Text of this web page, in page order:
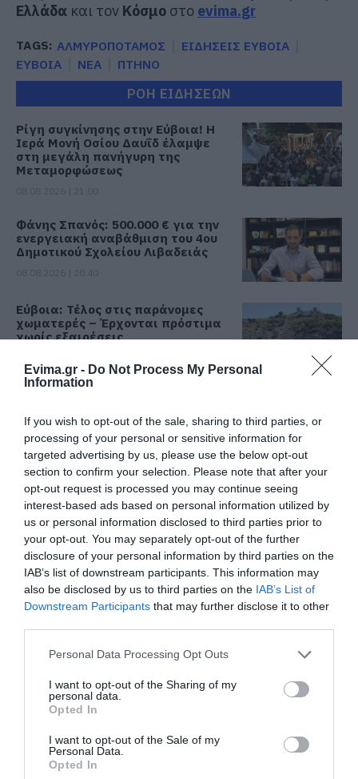
Evima.gr - Do Not Process My Personal
Information
If you wish to opt-out of the sale, sharing to third parties, or
processing of your personal or sensitive information for
targeted advertising by us, please use the below opt-out
section to confirm your selection. Please note that after your
opt-out request is processed you may continue seeing
interest-based ads based on personal information utilized by
us or personal information disclosed to third parties prior to
your opt-out. You may separately opt-out of the further
disclosure of your personal information by third parties on the
IAB’s list of downstream participants. This information may
also be disclosed by us to third parties on the IAB’s List of
Downstream Participants that may further disclose it to other
Please note that this website/app uses one or more Google
not limited to your visit or usage behaviour. You may click to
grant or deny consent to Google and its third-party tags to
use your data for below specified purposes in below Google
consent section.
Personal Data Processing Opt Outs
I want to opt-out of the Sharing of my
personal data.
Opted In
I want to opt-out of the Sale of my
Personal Data.
Opted In
Ελλάδα και τον Κόσμο στο evima.gr
TAGS: ΑΛΜΥΡΟΠΟΤΑΜΟΣ
ΕΙΔΗΣΕΙΣ ΕΥΒΟΙΑ
ΕΥΒΟΙΑ
ΝΕΑ ΠΤΗΝΟ
ΡΟΗ ΕΙΔΗΣΕΩΝ
Ρίγη συγκίνησης στην Εύβοια! Η
Ιερά Μονή Οσίου Δαυΐδ έλαμψε
στη μεγάλη πανήγυρη της
Μεταμορφώσεως
Φάνης Σπανός: 500.000 € για την
ενεργειακή αναβάθμιση του 4ου
Δημοτικού Σχολείου Λιβαδειάς
Εύβοια: Τέλος στις παράνομες
χωματερές – Έρχονται πρόστιμα
χωρίς εξαιρέσεις
χρονικό της τραγωδίας
08.08.2026 | 20:00
Εύβοια: Πότε θα γίνει ο
καθιερωμένος έρανος για το
«Στιφάδο της Παναγίας»
08.08.2026 | 19:40
Ο Αλέξης Τσίπρας παρουσιάζει το
οικονομικό πρόγραμμα της ΕΛ.Α.Σ.
στη Θεσσαλονίκη
08.08.2026 | 19:20
Κάνεις δεν ξεχνά τι έζησε η
Εύβοια πριν πέντε χρόνια
08.08.2026 | 19:00
Σε δημοπρασία η μπάλα των
ιστορικών γκολ του Μαραντόνα
08.08.2026 | 18:40
Όλες οι τελευταίες ειδήσεις
ΠΕΡΙΣΣΟΤΕΡΑ ΑΠΟ ΕΙΔΗΣΕΙΣ ΕΥΒΟΙΑ